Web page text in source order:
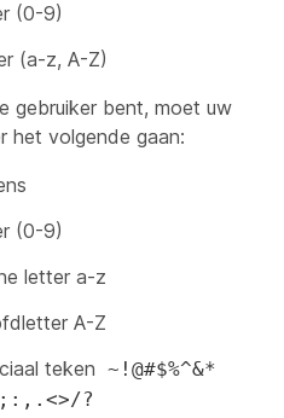
(0-9)
(a-z, A-Z)
gebruiker bent, moet uw
het volgende gaan:
(0-9)
letter a-z
A-Z
teken ~!@#$%^&*
?